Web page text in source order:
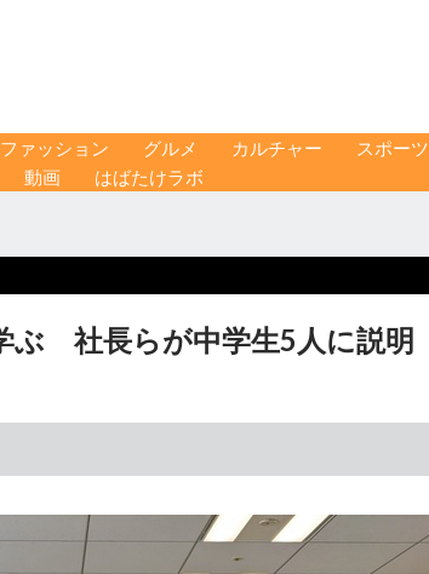
ファッション グルメ カルチャー
スポーツ
動画 はばたけラボ
ぶ 社長らが中学生5人に説明